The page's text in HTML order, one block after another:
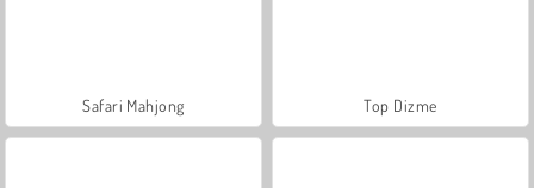
Safari Mahjong Top Dizme